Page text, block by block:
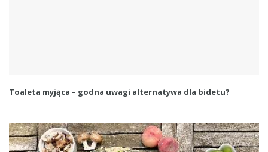
Toaleta myjąca – godna uwagi alternatywa dla bidetu?